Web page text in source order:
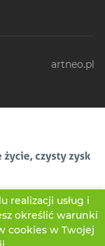
realizacji usług i
określić warunki
cookies w Twojej
artneo.pl